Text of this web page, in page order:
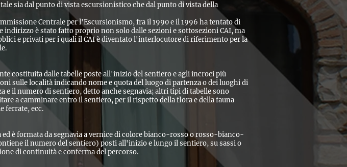
sia dal punto di vista escursionistico che dal punto di vista della
Centrale per l'Escursionismo, fra il 1990 e il 1996 ha tentato di
indirizzo è stato fatto proprio non solo dalle sezioni e sottosezioni CAI, ma
e privati per i quali il CAI è diventato l'interlocutore di riferimento per la
costituita dalle tabelle poste all'inizio del sentiero e agli incroci più
sulle località indicando nome e quota del luogo di partenza o dei luoghi di
e il numero di sentiero, detto anche segnavia; altri tipi di tabelle sono
a camminare entro il sentiero, per il rispetto della flora e della fauna
ferrate, ecc.
è formata da segnavia a vernice di colore bianco-rosso o rosso-bianco-
il numero del sentiero) posti all'inizio e lungo il sentiero, su sassi o
di continuità e conferma del percorso.